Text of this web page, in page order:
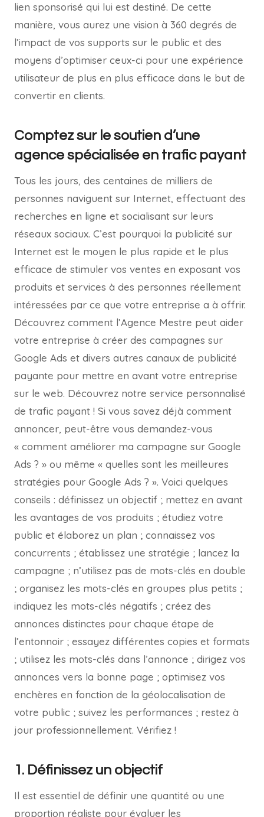
lien sponsorisé qui lui est destiné. De cette
manière, vous aurez une vision à 360 degrés de
l’impact de vos supports sur le public et des
moyens d’optimiser ceux-ci pour une expérience
utilisateur de plus en plus efficace dans le but de
convertir en clients.
Comptez sur le soutien d’une
agence spécialisée en trafic payant
Tous les jours, des centaines de milliers de
personnes naviguent sur Internet, effectuant des
recherches en ligne et socialisant sur leurs
réseaux sociaux. C’est pourquoi la publicité sur
Internet est le moyen le plus rapide et le plus
efficace de stimuler vos ventes en exposant vos
produits et services à des personnes réellement
intéressées par ce que votre entreprise a à offrir.
Découvrez comment l’Agence Mestre peut aider
votre entreprise à créer des campagnes sur
Google Ads et divers autres canaux de publicité
payante pour mettre en avant votre entreprise
sur le web. Découvrez notre service personnalisé
de trafic payant ! Si vous savez déjà comment
annoncer, peut-être vous demandez-vous
« comment améliorer ma campagne sur Google
Ads ? » ou même « quelles sont les meilleures
stratégies pour Google Ads ? ». Voici quelques
conseils : définissez un objectif ; mettez en avant
les avantages de vos produits ; étudiez votre
public et élaborez un plan ; connaissez vos
concurrents ; établissez une stratégie ; lancez la
campagne ; n’utilisez pas de mots-clés en double
; organisez les mots-clés en groupes plus petits ;
indiquez les mots-clés négatifs ; créez des
annonces distinctes pour chaque étape de
l’entonnoir ; essayez différentes copies et formats
; utilisez les mots-clés dans l’annonce ; dirigez vos
annonces vers la bonne page ; optimisez vos
enchères en fonction de la géolocalisation de
votre public ; suivez les performances ; restez à
jour professionnellement. Vérifiez !
1. Définissez un objectif
Il est essentiel de définir une quantité ou une
proportion réaliste pour évaluer les